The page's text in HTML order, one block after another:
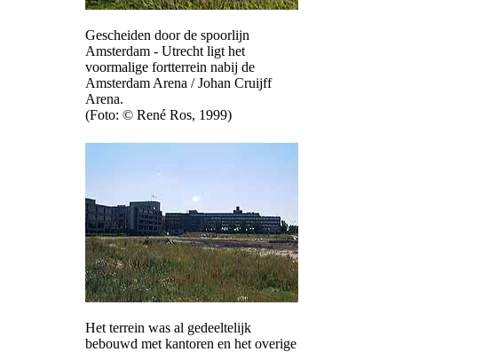
Gescheiden door de spoorlijn
Amsterdam - Utrecht ligt het
voormalige fortterrein nabij de
Amsterdam Arena / Johan Cruijff
Arena.
(Foto: © René Ros, 1999)
Het terrein was al gedeeltelijk
bebouwd met kantoren en het overige